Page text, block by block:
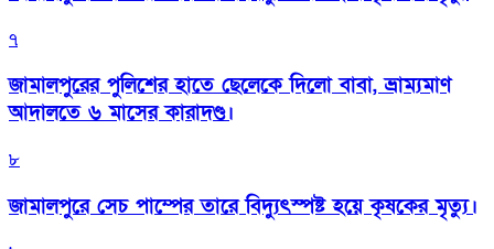
৭
জামালপুরের পুলিশের হাতে ছেলেকে দিলো বাবা, ভ্রাম্যমাণ
আদালতে ৬ মাসের কারাদণ্ড।
৮
জামালপুরে সেচ পাম্পের তারে বিদ্যুৎস্পষ্ট হয়ে কৃষকের মৃত্যু।